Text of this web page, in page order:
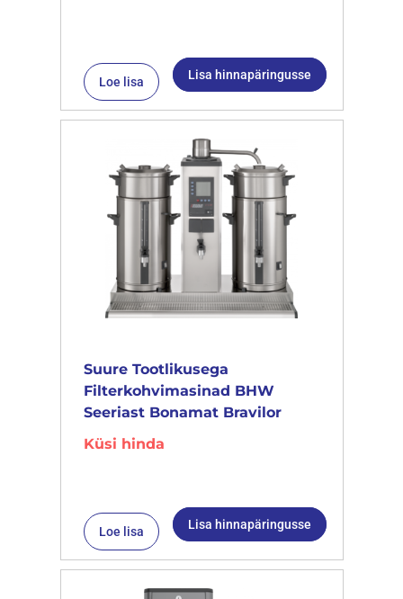
Loe lisa Lisa hinnapäringusse
Suure Tootlikusega
Filterkohvimasinad BHW
Seeriast Bonamat Bravilor
Küsi hinda
Loe lisa Lisa hinnapäringusse